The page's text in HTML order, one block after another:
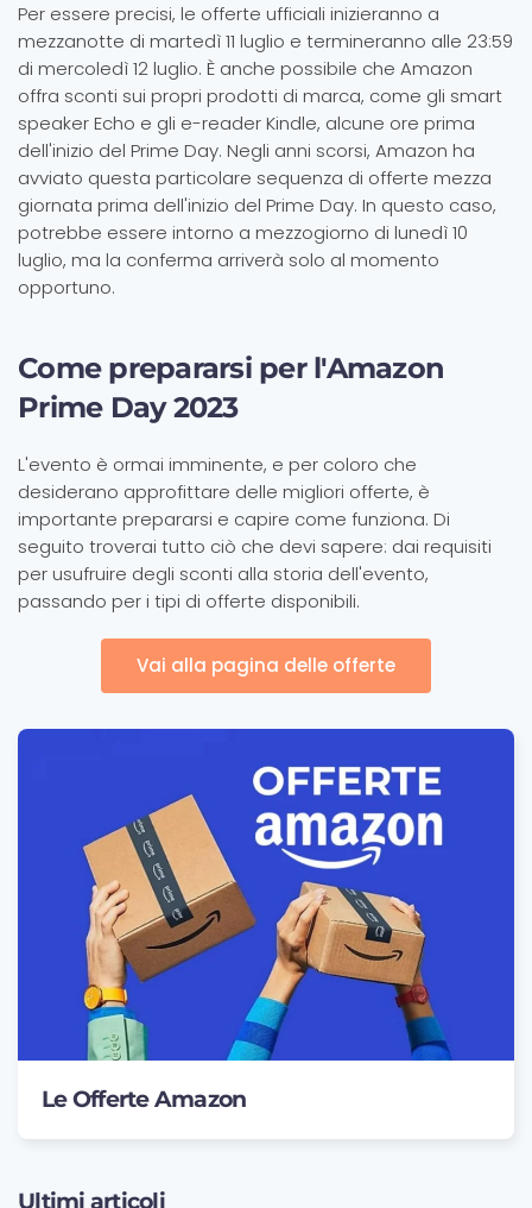
Per essere precisi, le offerte ufficiali inizieranno a
mezzanotte di martedì 11 luglio e termineranno alle 23:59
di mercoledì 12 luglio. È anche possibile che Amazon
offra sconti sui propri prodotti di marca, come gli smart
speaker Echo e gli e-reader Kindle, alcune ore prima
dell'inizio del Prime Day. Negli anni scorsi, Amazon ha
avviato questa particolare sequenza di offerte mezza
giornata prima dell'inizio del Prime Day. In questo caso,
potrebbe essere intorno a mezzogiorno di lunedì 10
luglio, ma la conferma arriverà solo al momento
opportuno.
Come prepararsi per l'Amazon
Prime Day 2023
L'evento è ormai imminente, e per coloro che
desiderano approfittare delle migliori offerte, è
importante prepararsi e capire come funziona. Di
seguito troverai tutto ciò che devi sapere: dai requisiti
per usufruire degli sconti alla storia dell'evento,
passando per i tipi di offerte disponibili.
Vai alla pagina delle offerte
Le Offerte Amazon
Ultimi articoli